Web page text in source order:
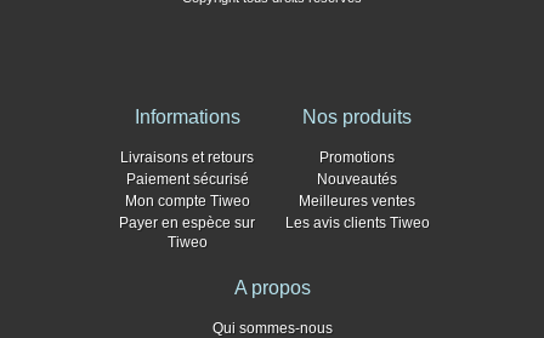
Informations
Livraisons et retours
Paiement sécurisé
Mon compte Tiweo
Payer en espèce sur
Tiweo
Nos produits
Promotions
Nouveautés
Meilleures ventes
Les avis clients Tiweo
A propos
Qui sommes-nous